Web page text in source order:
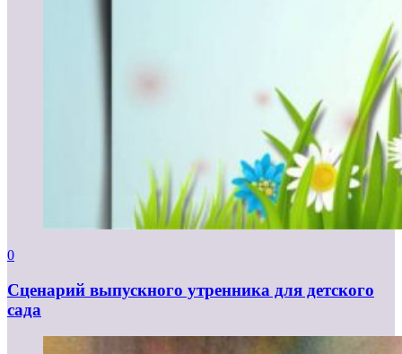
0
Сценарий выпускного утренника для детского
сада